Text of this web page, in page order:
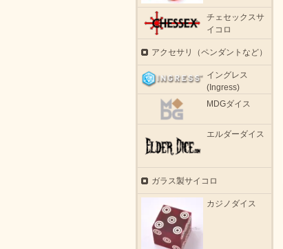
チェセックスサ
イコロ
アクセサリ（ペンダントなど）
イングレス
(Ingress)
MDGダイス
エルダーダイス
ガラス製サイコロ
カジノダイス